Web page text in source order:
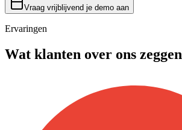
Vraag vrijblijvend je demo aan
Ervaringen
Wat klanten over ons zeggen